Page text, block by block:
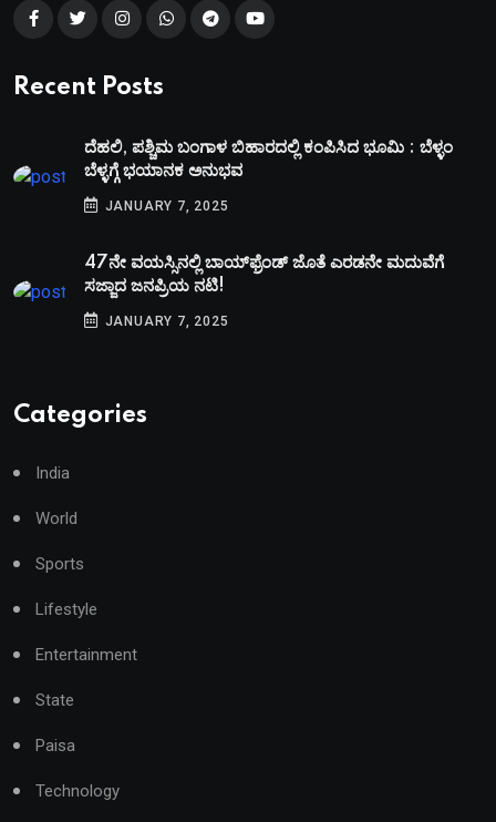
Recent Posts
ದೆಹಲಿ, ಪಶ್ಚಿಮ ಬಂಗಾಳ ಬಿಹಾರದಲ್ಲಿ ಕಂಪಿಸಿದ ಭೂಮಿ : ಬೆಳ್ಳಂ
ಬೆಳ್ಳಗ್ಗೆ ಭಯಾನಕ ಅನುಭವ
JANUARY 7, 2025
47ನೇ ವಯಸ್ಸಿನಲ್ಲಿ ಬಾಯ್‌ಫ್ರೆಂಡ್‌ ಜೊತೆ ಎರಡನೇ ಮದುವೆಗೆ
ಸಜ್ಜಾದ ಜನಪ್ರಿಯ ನಟಿ!
JANUARY 7, 2025
Categories
India
World
Sports
Lifestyle
Entertainment
State
Paisa
Technology